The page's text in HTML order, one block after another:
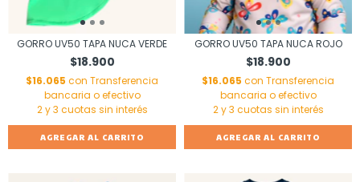
GORRO UV50 TAPA NUCA VERDE
$18.900
$16.065 con Transferencia
bancaria o efectivo
AGREGAR AL CARRITO
GORRO UV50 TAPA NUCA ROJO
$18.900
$16.065 con Transferencia
bancaria o efectivo
AGREGAR AL CARRITO